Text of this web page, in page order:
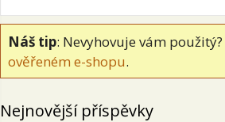
Náš tip: Nevyhovuje vám použitý?
ověřeném e-shopu.
Nejnovější příspěvky